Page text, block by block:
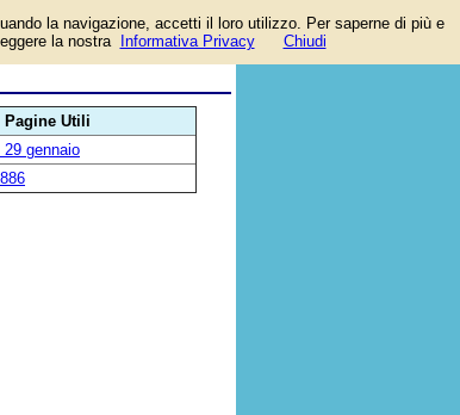
Pagine Utili
gennaio
la navigazione, accetti il loro utilizzo. Per saperne di più e
la nostra
Informativa Privacy Chiudi